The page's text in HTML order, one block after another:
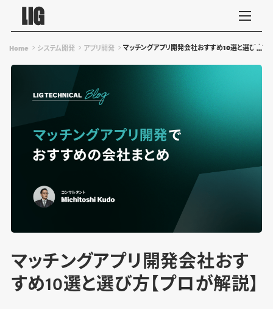
Home システム開発 アプリ開発 マッチングアプリ開発会社おすすめ10選と選び方【
マッチングアプリ開発会社おす
すめ10選と選び方【プロが解説】